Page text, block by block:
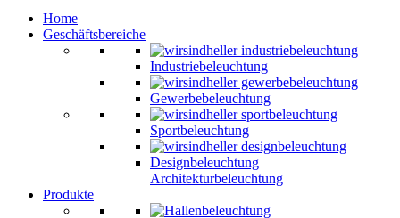
Home
Geschäftsbereiche
Industriebeleuchtung
Gewerbebeleuchtung
Sportbeleuchtung
Designbeleuchtung
Architekturbeleuchtung
Produkte